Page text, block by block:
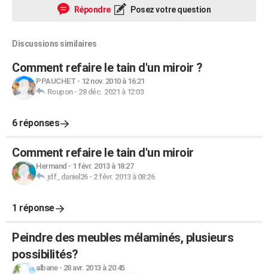
Répondre Posez votre question
Discussions similaires
Comment refaire le tain d'un miroir ?
PPAUCHET - 12 nov. 2010 à 16:21
Roupon- 28 déc. 2021 à 12:03
6 réponses
Comment refaire le tain d'un miroir
Hermand - 1 févr. 2013 à 18:27
jdf_daniel26- 2 févr. 2013 à 08:26
1 réponse
Peindre des meubles mélaminés, plusieurs
possibilités?
albane- 28 avr. 2013 à 20:45